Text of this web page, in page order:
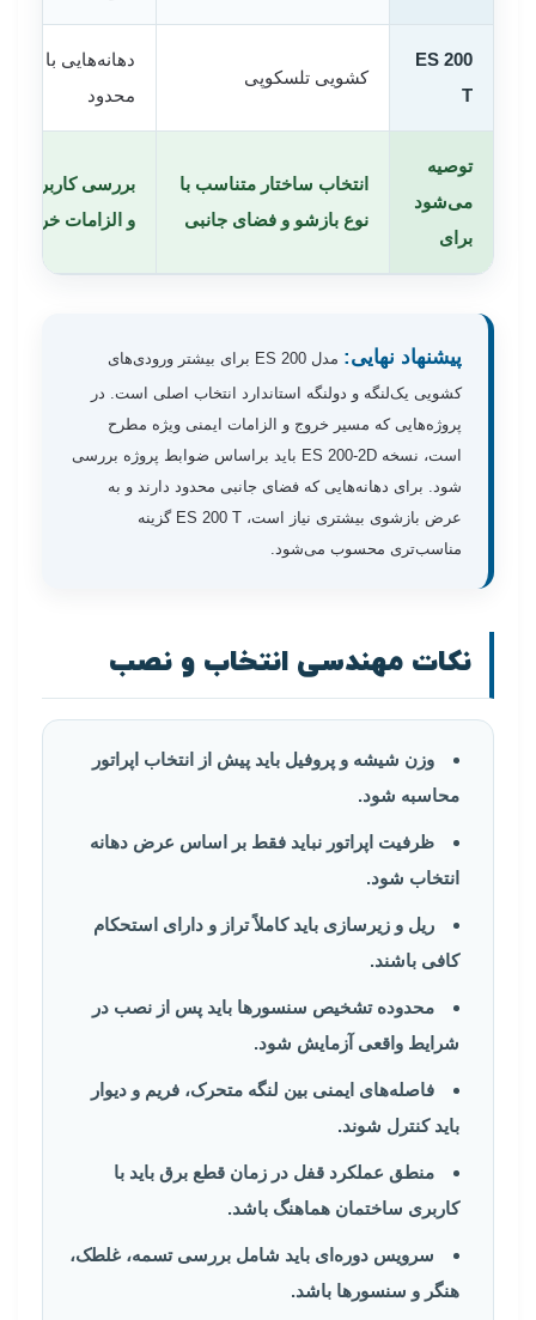
ES 200
T
کشویی تلسکوپی
دهانه‌هایی با
محدود
توصیه
می‌شود
برای
انتخاب ساختار متناسب با
نوع بازشو و فضای جانبی
بررسی کاربری،
و الزامات خروج
پیشنهاد نهایی:
مدل ES 200 برای بیشتر ورودی‌های
کشویی یک‌لنگه و دولنگه استاندارد انتخاب اصلی است. در
پروژه‌هایی که مسیر خروج و الزامات ایمنی ویژه مطرح
است، نسخه ES 200-2D باید براساس ضوابط پروژه بررسی
شود. برای دهانه‌هایی که فضای جانبی محدود دارند و به
عرض بازشوی بیشتری نیاز است، ES 200 T گزینه
مناسب‌تری محسوب می‌شود.
نکات مهندسی انتخاب و نصب
وزن شیشه و پروفیل باید پیش از انتخاب اپراتور
محاسبه شود.
ظرفیت اپراتور نباید فقط بر اساس عرض دهانه
انتخاب شود.
ریل و زیرسازی باید کاملاً تراز و دارای استحکام
کافی باشند.
محدوده تشخیص سنسورها باید پس از نصب در
شرایط واقعی آزمایش شود.
فاصله‌های ایمنی بین لنگه متحرک، فریم و دیوار
باید کنترل شوند.
منطق عملکرد قفل در زمان قطع برق باید با
کاربری ساختمان هماهنگ باشد.
سرویس دوره‌ای باید شامل بررسی تسمه، غلطک،
هنگر و سنسورها باشد.